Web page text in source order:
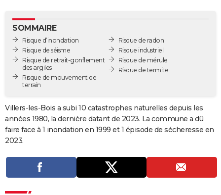
GUIDES D'ACHAT
BONS PLANS
CARTE DE VOEUX
Carte de Noël
Carte Bonne année
Carte Saint-Valentin
Carte Pâques
Carte d'anniversaire
Dictionnaire
Biographies
Citations
Expressions
Proverbes
PROGRAMME TV
COPAINS D'AVANT
Bricolage
Lifestyle
Culture
Sport
Auto
Television
Voyage
Cinema
SOMMAIRE
Risque d’inondation
Risque de séisme
Risque de retrait-gonflement
des argiles
Risque de mouvement de
terrain
Risque de radon
Risque industriel
Risque de mérule
Risque de termite
Villers-les-Bois a subi 10 catastrophes naturelles depuis les
années 1980, la dernière datant de 2023. La commune a dû
faire face à 1 inondation en 1999 et 1 épisode de sécheresse en
2023.